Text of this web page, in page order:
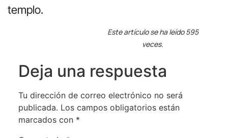
templo.
Este artículo se ha leído 595
veces.
Deja una respuesta
Tu dirección de correo electrónico no será
publicada. Los campos obligatorios están
marcados con *